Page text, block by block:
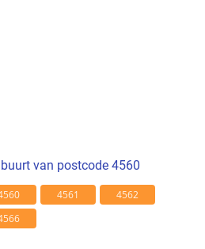
van postcode 4560
4561
4562